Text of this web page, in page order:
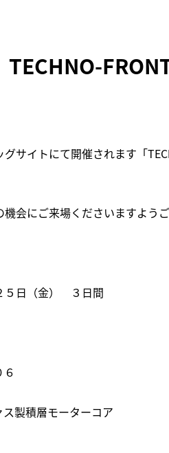
サイトにて開催されます「
会にご来場くださいますようご
５日（金） ３日間
製積層モーターコア